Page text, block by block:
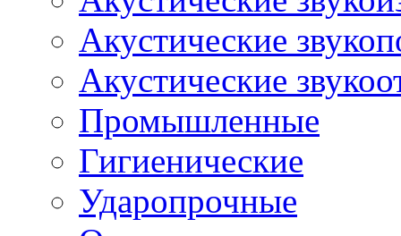
Акустические
Акустические
Промышленные
Гигиенические
Ударопрочные